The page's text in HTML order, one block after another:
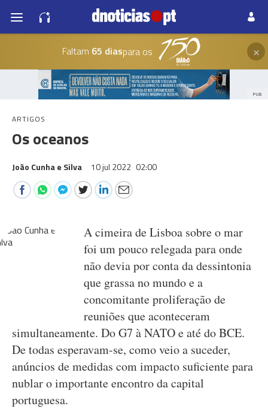
Faltam 65 diaspara os ×
PUB
ARTIGOS
Os oceanos
João Cunha e Silva 10 jul 2022 02:00
A cimeira de Lisboa sobre o mar
foi um pouco relegada para onde
não devia por conta da dessintonia
que grassa no mundo e a
concomitante proliferação de
reuniões que aconteceram
simultaneamente. Do G7 à NATO e até do BCE.
De todas esperavam-se, como veio a suceder,
anúncios de medidas com impacto suficiente para
nublar o importante encontro da capital
portuguesa.